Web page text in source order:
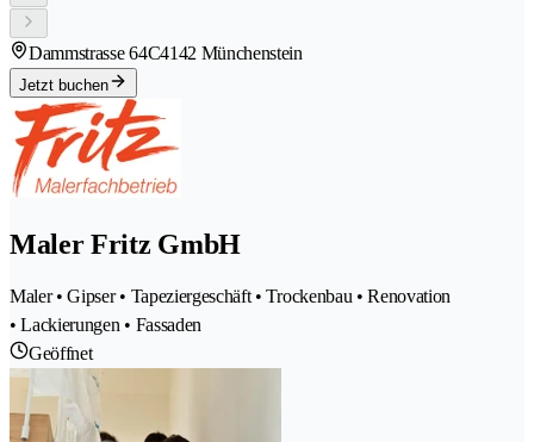
Dammstrasse 64C4142 Münchenstein
Jetzt buchen
Maler Fritz GmbH
Maler • Gipser • Tapeziergeschäft • Trockenbau • Renovation
• Lackierungen • Fassaden
Geöffnet